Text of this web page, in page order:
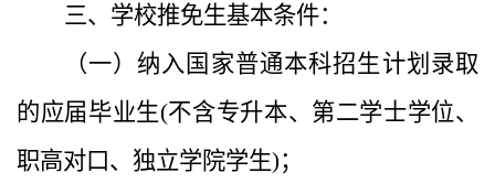
三、学校推免生基本条件：
（一）纳入国家普通本科招生计划录取
的应届毕业生(不含专升本、第二学士学位、
职高对口、独立学院学生)；